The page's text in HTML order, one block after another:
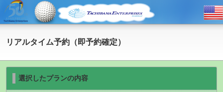
リアルタイム予約（即予約確定）
選択したプランの内容